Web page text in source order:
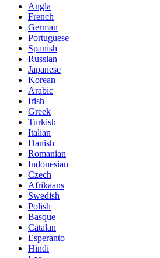
Angla
French
German
Portuguese
Spanish
Russian
Japanese
Korean
Arabic
Irish
Greek
Turkish
Italian
Danish
Romanian
Indonesian
Czech
Afrikaans
Swedish
Polish
Basque
Catalan
Esperanto
Hindi